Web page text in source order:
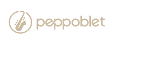
Skip to main content